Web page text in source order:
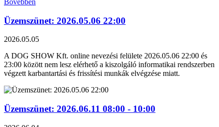
Hétfőn: Nyíregyháza CACIB – ugyanazon a helyszínen!
Május 22 – LIPICAI Kupa CACIB
https://nevezes.dogshow.hu/entry-813
STATISZTIKA:https://nevezes.dogshow.hu/dogshow-813#STAT
https://nevezes.dogshow.hu/entry-814
Bővebben
Üzemszünet: 2026.05.06 22:00
2026.05.05
A DOG SHOW Kft. online nevezési felülete 2026.05.06 22:00 és
23:00 között nem lesz elérhető a kiszolgáló informatikai rendszerben
végzett karbantartási és frissítési munkák elvégzése miatt.
Üzemszünet: 2026.06.11 08:00 - 10:00